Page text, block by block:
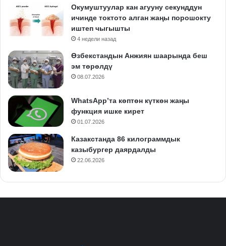
Окумуштуулар кан агууну секунддун
ичинде токтото алган жаңы порошокту
иштеп чыгышты
4 недели назад
Өзбекстандын Анжиян шаарында беш
эм төрөлдү
08.07.2026
WhatsApp’та көптөн күткөн жаңы
функция ишке кирет
01.07.2026
Казакстанда 86 килограммдык
казыбургер даярдалды
22.06.2026